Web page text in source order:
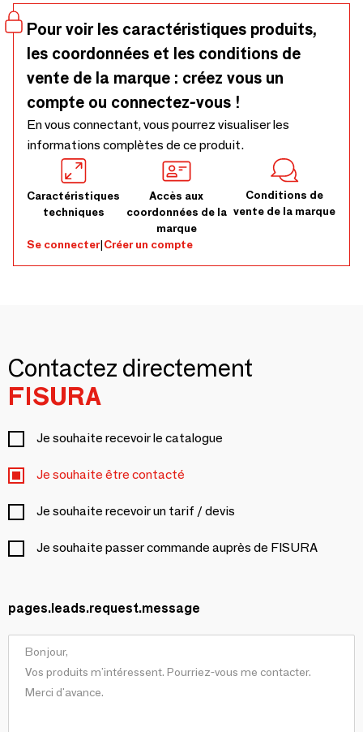
silicone pratiques et colorées.
Pour voir les caractéristiques produits,
les coordonnées et les conditions de
vente de la marque : créez vous un
compte ou connectez-vous !
En vous connectant, vous pourrez visualiser les
informations complètes de ce produit.
Caractéristiques
techniques
Accès aux
coordonnées de la
marque
Conditions de
vente de la marque
Se connecter|Créer un compte
Contactez directement
FISURA
Je souhaite recevoir le catalogue
Je souhaite être contacté
Je souhaite recevoir un tarif / devis
Je souhaite passer commande auprès de FISURA
pages.leads.request.message